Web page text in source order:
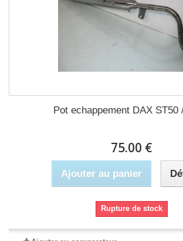
Pot echappement DAX ST50
75.00 €
Ajouter au panier
Rupture de stock